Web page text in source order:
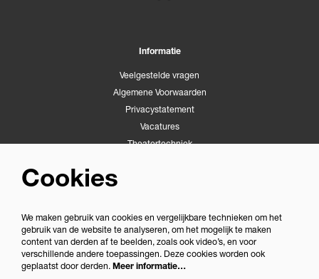
Informatie
Veelgestelde vragen
Algemene Voorwaarden
Privacystatement
Vacatures
Theatertechniek
Congrescentrum Orpheus
Volg ons
Cookies
We maken gebruik van cookies en vergelijkbare technieken om het
gebruik van de website te analyseren, om het mogelijk te maken
content van derden af te beelden, zoals ook video’s, en voor
verschillende andere toepassingen. Deze cookies worden ook
geplaatst door derden. Meer informatie…